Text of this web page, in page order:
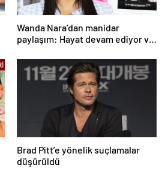
Wanda Nara’dan manidar
paylaşım: Hayat devam ediyor ve
Brad Pitt’e yönelik suçlamalar
düşürüldü